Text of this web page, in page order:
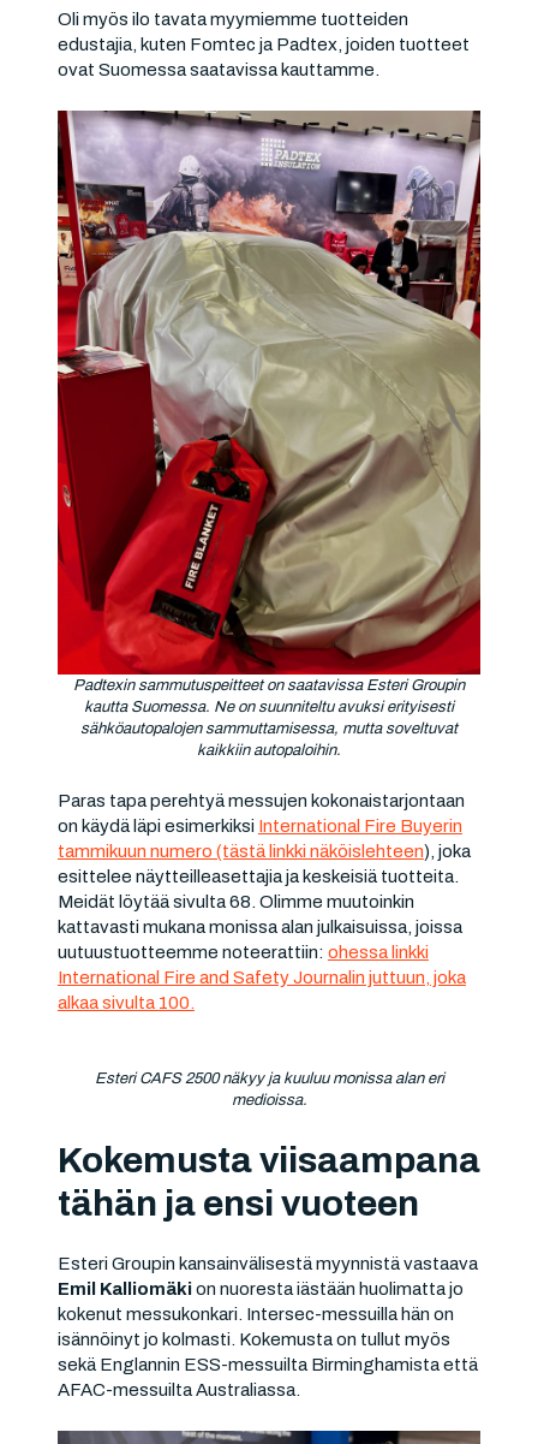
Oli myös ilo tavata myymiemme tuotteiden
edustajia, kuten Fomtec ja Padtex, joiden tuotteet
ovat Suomessa saatavissa kauttamme.
Padtexin sammutuspeitteet on saatavissa Esteri Groupin
kautta Suomessa. Ne on suunniteltu avuksi erityisesti
sähköautopalojen sammuttamisessa, mutta soveltuvat
kaikkiin autopaloihin.
Paras tapa perehtyä messujen kokonaistarjontaan
on käydä läpi esimerkiksi International Fire Buyerin
tammikuun numero (tästä linkki näköislehteen), joka
esittelee näytteilleasettajia ja keskeisiä tuotteita.
Meidät löytää sivulta 68. Olimme muutoinkin
kattavasti mukana monissa alan julkaisuissa, joissa
uutuustuotteemme noteerattiin: ohessa linkki
International Fire and Safety Journalin juttuun, joka
alkaa sivulta 100.
Esteri CAFS 2500 näkyy ja kuuluu monissa alan eri
medioissa.
Kokemusta viisaampana
tähän ja ensi vuoteen
Esteri Groupin kansainvälisestä myynnistä vastaava
Emil Kalliomäkion nuoresta iästään huolimatta jo
kokenut messukonkari. Intersec-messuilla hän on
isännöinyt jo kolmasti. Kokemusta on tullut myös
sekä Englannin ESS-messuilta Birminghamista että
AFAC-messuilta Australiassa.